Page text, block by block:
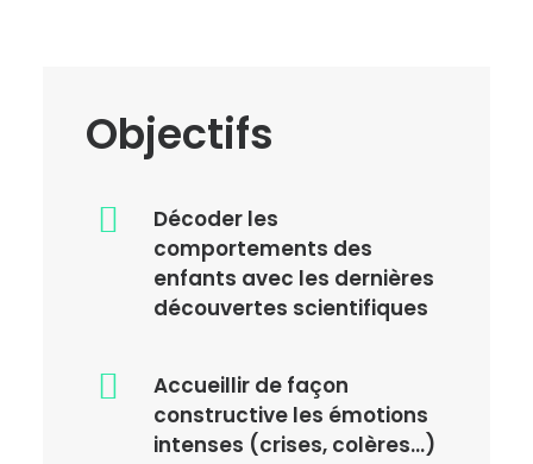
Objectifs
Décoder les
comportements des
enfants avec les dernières
découvertes scientifiques
Accueillir de façon
constructive les émotions
intenses (crises, colères...)